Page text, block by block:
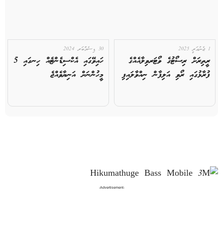
1 ޖެނުއަރީ 2025
ރީތިރަށް ރިސޯޓުގެ ވޯޓަރވިލާއެއްގެ
ފުރާޅުގައި ރޯވި އަލިފާން ނިއްވާލައިފި
30 ޑިސެމްބަރ 2024
ހައިވޭގައި އެކްސިޑެންޓެއް ހިނގައި 5
މީހުންނަށް އަނިޔާވެއްޖެ
-Advertisement-